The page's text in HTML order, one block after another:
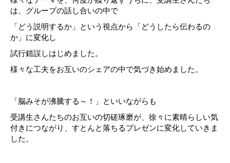
は、グループの話し合いの中で
「どう説明するか」という視点から「どうしたら伝わるの
か」に変化し
試行錯誤しはじめました。
様々な工夫をお互いのシェアの中で気づき始めました。
「脳みそが沸騰する～！」といいながらも
受講生さんたちのお互いの切磋琢磨が、徐々に素晴らしい気
付きにつながり、すとんと落ちるプレゼンに変化していきま
した。